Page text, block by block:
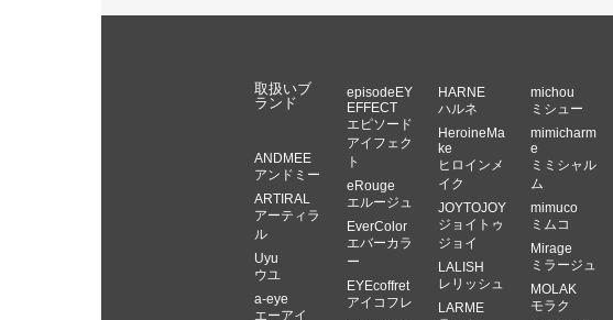
取扱いブ
ランド
ANDMEE
アンドミー
ARTIRAL
アーティラ
ル
Uyu
ウユ
a-eye
エーアイ
episodeEY
EFFECT
エピソード
アイフェク
ト
eRouge
エルージュ
EverColor
エバーカラ
ー
EYEcoffret
アイコフレ
HARNE
ハルネ
HeroineMa
ke
ヒロインメ
イク
JOYTOJOY
ジョイトゥ
ジョイ
LALISH
レリッシュ
LARME
michou
ミシュー
mimicharm
e
ミミシャル
ム
mimuco
ミムコ
Mirage
ミラージュ
MOLAK
モラク